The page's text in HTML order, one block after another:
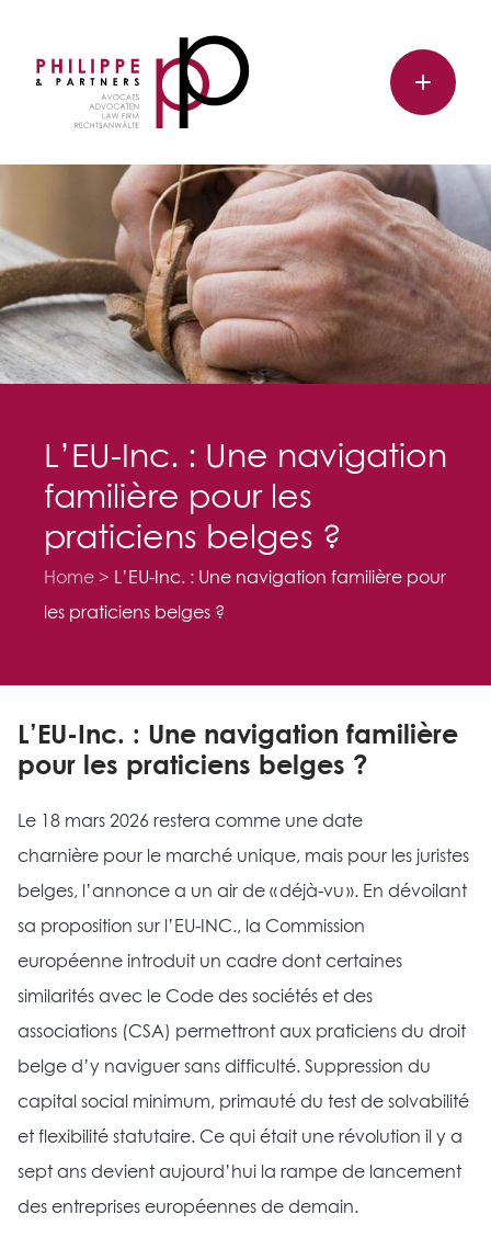
L’EU-Inc. : Une navigation
familière pour les
praticiens belges ?
Home
L’EU-Inc. : Une navigation familière pour
les praticiens belges ?
L’EU-Inc. : Une navigation familière
pour les praticiens belges ?
Le 18 mars 2026 restera comme une date
charnière pour le marché unique, mais pour les juristes
belges, l’annonce a un air de « déjà-vu ». En dévoilant
sa proposition sur l’EU-INC., la Commission
européenne introduit un cadre dont certaines
similarités avec le Code des sociétés et des
associations (CSA) permettront aux praticiens du droit
belge d’y naviguer sans difficulté. Suppression du
capital social minimum, primauté du test de solvabilité
et flexibilité statutaire. Ce qui était une révolution il y a
sept ans devient aujourd’hui la rampe de lancement
des entreprises européennes de demain.